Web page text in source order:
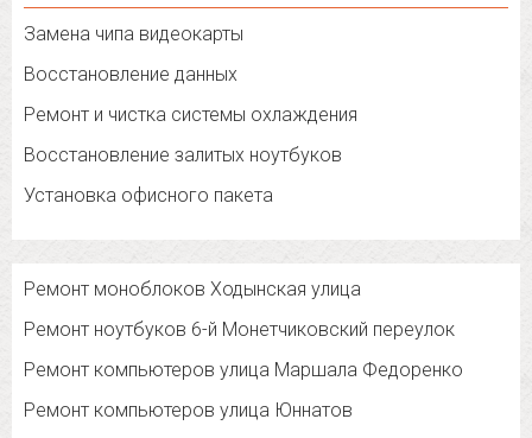
Замена чипа видеокарты
Восстановление данных
Ремонт и чистка системы охлаждения
Восстановление залитых ноутбуков
Установка офисного пакета
Ремонт моноблоков Ходынская улица
Ремонт ноутбуков 6-й Монетчиковский переулок
Ремонт компьютеров улица Маршала Федоренко
Ремонт компьютеров улица Юннатов